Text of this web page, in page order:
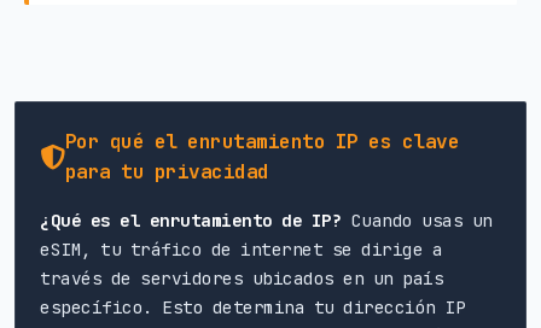
Por qué el enrutamiento IP es clave
para tu privacidad
¿Qué es el enrutamiento de IP? Cuando usas un
eSIM, tu tráfico de internet se dirige a
través de servidores ubicados en un país
específico. Esto determina tu dirección IP